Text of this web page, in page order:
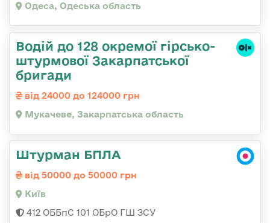
Одеса, Одеська область
Водій до 128 окремої гірсько-
штурмової Закарпатської
бригади
від 24000 до 124000 грн
Мукачеве, Закарпатська область
Штурман БПЛА
від 50000 до 50000 грн
Київ
412 ОББпС 101 ОБрО ГШ ЗСУ